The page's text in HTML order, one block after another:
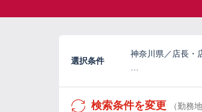
選択条件
神奈川県／店長・
検索条件を変更 （勤務